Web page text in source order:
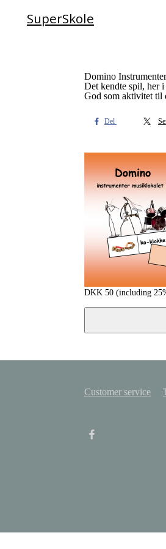
SuperSkole
Domino
Det kendte spil, her
God som aktivitet til
Del
DKK 50 (including
Customer service